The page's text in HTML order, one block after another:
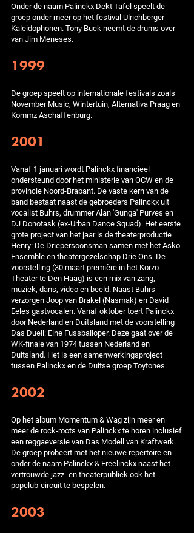
Onder de naam Palinckx Dekt Tafel speelt de
groep onder meer op het festival Ulrichberger
Kaleidophonen. Tony Buck neemt de drums over
van Jim Meneses.
1999
De groep speelt op internationale festivals zoals
November Music, Wintertuin, Alternativa Praag en
Kommz Aschaffenburg.
2001
Vanaf 1 januari wordt Palinckx financieel
ondersteund door het ministerie van OCW en de
provincie Noord-Brabant. De vaste kern van de
band bestaat naast de gebroeders Palinckx uit
vocalist Buhrs, drummer Alan 'Gunga' Purves en
DJ Donotask (ex-Urban Dance Squad). Het eerste
grote project van het jaar is de theaterproductie
Henry: De Driepersoonsman samen met het Asko
Ensemble en theatergezelschap Drie Ons. De
voorstelling (30 maart première in het Korzo
Theater te Den Haag) is een mix van zang,
muziek, dans, video en beeld. Naast Buhrs
verzorgen Joop van Brakel (Nasmak) en David
Eeles gastvocalen. Vanaf oktober toert Palinckx
door Nederland en Duitsland met de voorstelling
Das Duell: Eine Fussballoper. Deze gaat over de
WK-finale van 1974 tussen Nederland en
Duitsland. Het is een samenwerkingsproject
tussen Palinckx en de Duitse groep Toytones.
2002
Op het album Momentum & Wag zijn meer en
meer de rock-roots van Palinckx te horen inclusief
een reggaeversie van Das Modell van Kraftwerk.
De groep probeert met het nieuwe repertoire en
onder de naam Palinckx & Freelinckx naast het
vertrouwde jazz- en theaterpubliek ook het
popclub-circuit te bespelen.
2003